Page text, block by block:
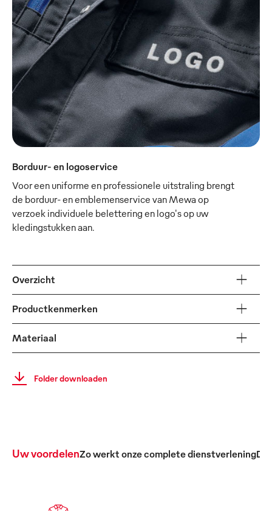
Borduur- en logoservice
Voor een uniforme en professionele uitstraling brengt
de borduur- en emblemenservice van Mewa op
verzoek individuele belettering en logo's op uw
kledingstukken aan.
Overzicht
Productkenmerken
Materiaal
Folder downloaden
Uw voordelenZo werkt onze complete dienstverleningDe